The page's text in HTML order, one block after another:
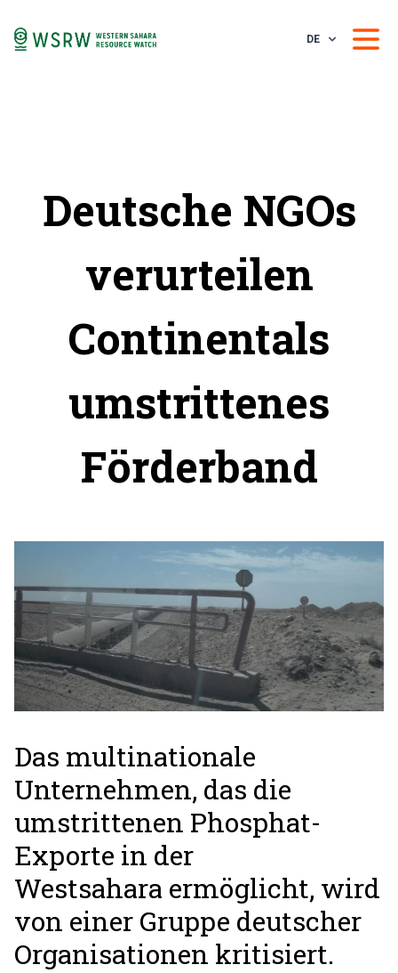
DE
Deutsche NGOs
verurteilen
Continentals
umstrittenes
Förderband
Das multinationale
Unternehmen, das die
umstrittenen Phosphat-
Exporte in der
Westsahara ermöglicht, wird
von einer Gruppe deutscher
Organisationen kritisiert.